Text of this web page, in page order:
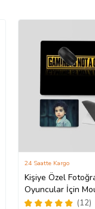
Kişiye Özel
Oyuncular İçin
(28x40cm)
(12)
24 Saatte Kargo